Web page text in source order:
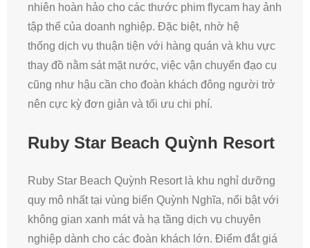
nhiên hoàn hảo cho các thước phim flycam hay ảnh
tập thể của doanh nghiệp. Đặc biệt, nhờ hệ
thống dịch vụ thuận tiện với hàng quán và khu vực
thay đồ nằm sát mặt nước, việc vận chuyển đạo cụ
cũng như hậu cần cho đoàn khách đông người trở
nên cực kỳ đơn giản và tối ưu chi phí.
Ruby Star Beach Quỳnh Resort
Ruby Star Beach Quỳnh Resort là khu nghỉ dưỡng
quy mô nhất tại vùng biển Quỳnh Nghĩa, nổi bật với
không gian xanh mát và hạ tầng dịch vụ chuyên
nghiệp dành cho các đoàn khách lớn. Điểm đắt giá